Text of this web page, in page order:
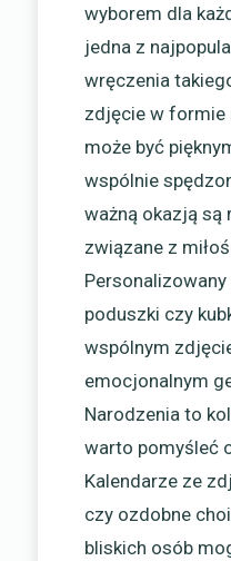
wyborem dla
jedna z
wręczenia
zdjęcie w formie
może być
wspólnie
ważną okazją są
związane z
poduszki czy
wspólnym
emocjonalnym
Narodzenia to
warto pomyśleć
Kalendarze ze
czy ozdobne
bliskich osób